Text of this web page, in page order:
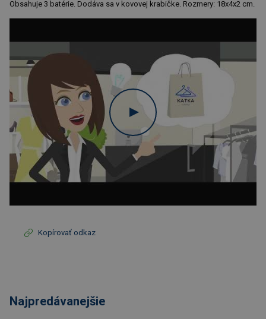
Obsahuje 3 batérie. Dodáva sa v kovovej krabičke. Rozmery: 18x4x2 cm.
Kopírovať odkaz
Najpredávanejšie